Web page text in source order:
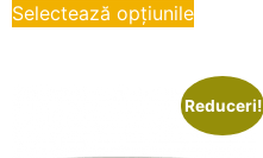
Selectează opțiunile
Reduceri!